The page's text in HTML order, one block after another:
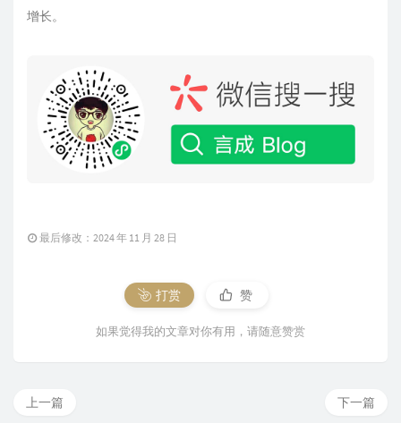
增长。
最后修改：2024 年 11 月 28 日
打赏 赞
如果觉得我的文章对你有用，请随意赞赏
下一篇
上一篇